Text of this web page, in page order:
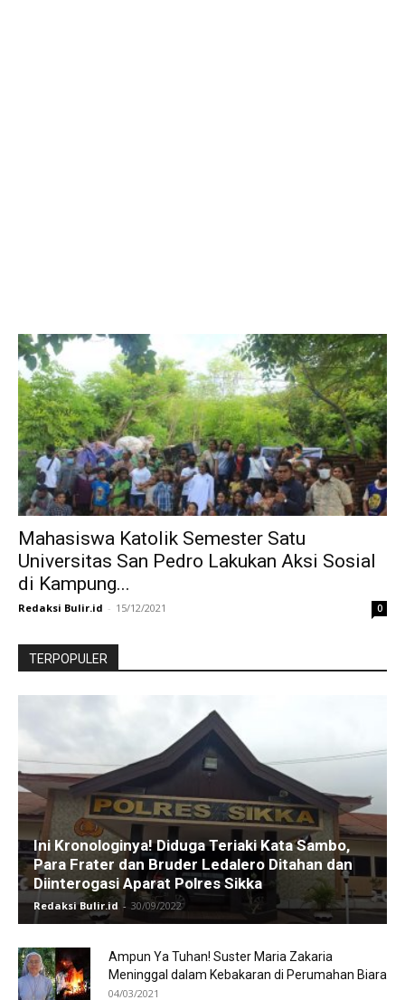
Mahasiswa Katolik Semester Satu
Universitas San Pedro Lakukan Aksi Sosial
di Kampung...
Redaksi Bulir.id - 15/12/2021 0
TERPOPULER
Ini Kronologinya! Diduga Teriaki Kata Sambo,
Para Frater dan Bruder Ledalero Ditahan dan
Diinterogasi Aparat Polres Sikka
Redaksi Bulir.id - 30/09/2022
Ampun Ya Tuhan! Suster Maria Zakaria
Meninggal dalam Kebakaran di Perumahan Biara
04/03/2021